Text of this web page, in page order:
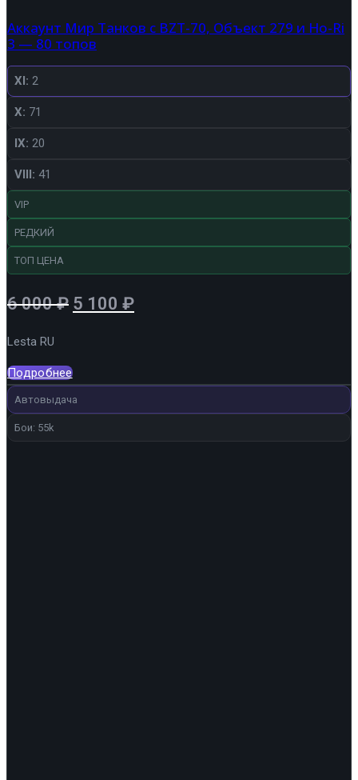
Аккаунт Мир Танков с BZT-70, Объект 279 и Ho-Ri
3 — 80 топов
XI: 2
X: 71
IX: 20
VIII: 41
VIP
РЕДКИЙ
ТОП ЦЕНА
6 000₽ Первоначальная
6
000 ₽.
5 100 ₽Текущая
Lesta RU
Подробнее
Автовыдача
Бои: 55k